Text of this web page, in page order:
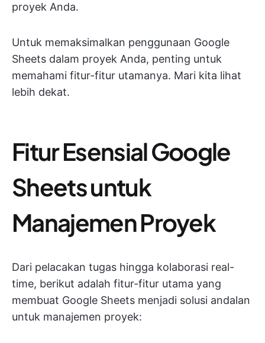
proyek Anda.
Untuk memaksimalkan penggunaan Google
Sheets dalam proyek Anda, penting untuk
memahami fitur-fitur utamanya. Mari kita lihat
lebih dekat.
Fitur Esensial Google
Sheets untuk
Manajemen Proyek
Dari pelacakan tugas hingga kolaborasi real-
time, berikut adalah fitur-fitur utama yang
membuat Google Sheets menjadi solusi andalan
untuk manajemen proyek: